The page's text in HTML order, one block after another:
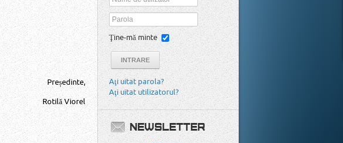
Președinte,
Rotilă Viorel
Ţine-mă minte
INTRARE
Aţi uitat parola?
Aţi uitat utilizatorul?
NEWSLETTER
Primesc Text HTML